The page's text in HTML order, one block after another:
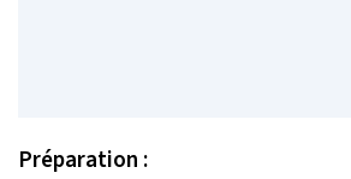
Préparation :